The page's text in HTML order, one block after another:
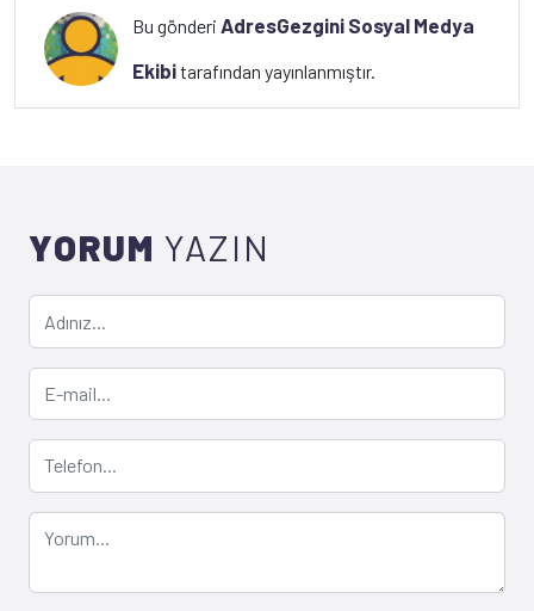
Bu gönderiAdresGezgini Sosyal Medya
Ekibitarafından yayınlanmıştır.
YORUM YAZIN